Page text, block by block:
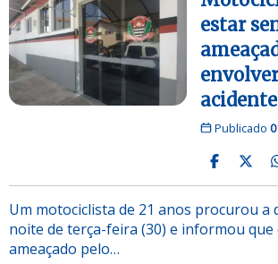
estar
Publicado
Um motociclista de 21 anos procurou a
noite de terça-feira (30) e informou que
ameaçado pelo…